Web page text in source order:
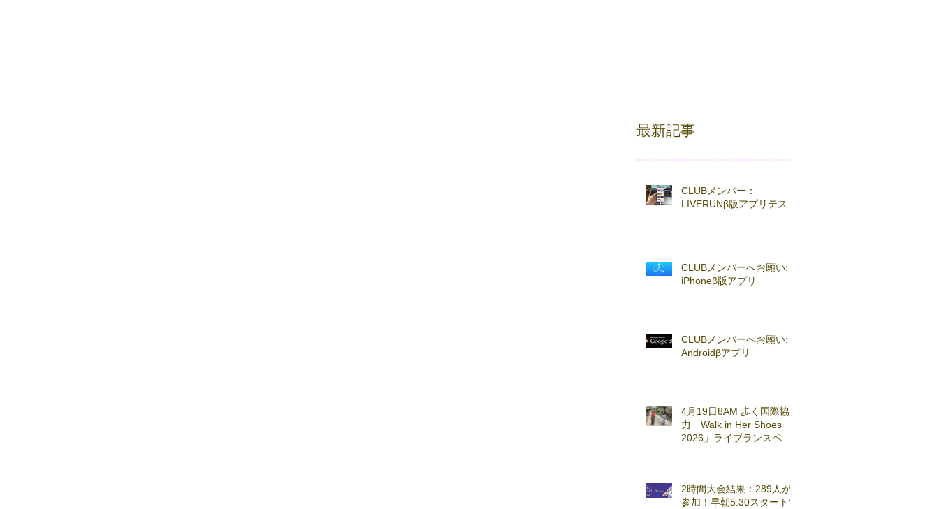
最新記事
CLUBメンバー：
LIVERUNβ版アプリテスト
CLUBメンバーへお願い:
iPhoneβ版アプリ
CLUBメンバーへお願い:
Androidβアプリ
4月19日8AM 歩く国際協
力「Walk in Her Shoes
2026」ライブランスペシ
2時間大会結果：289人が
参加！早朝5:30スタートで